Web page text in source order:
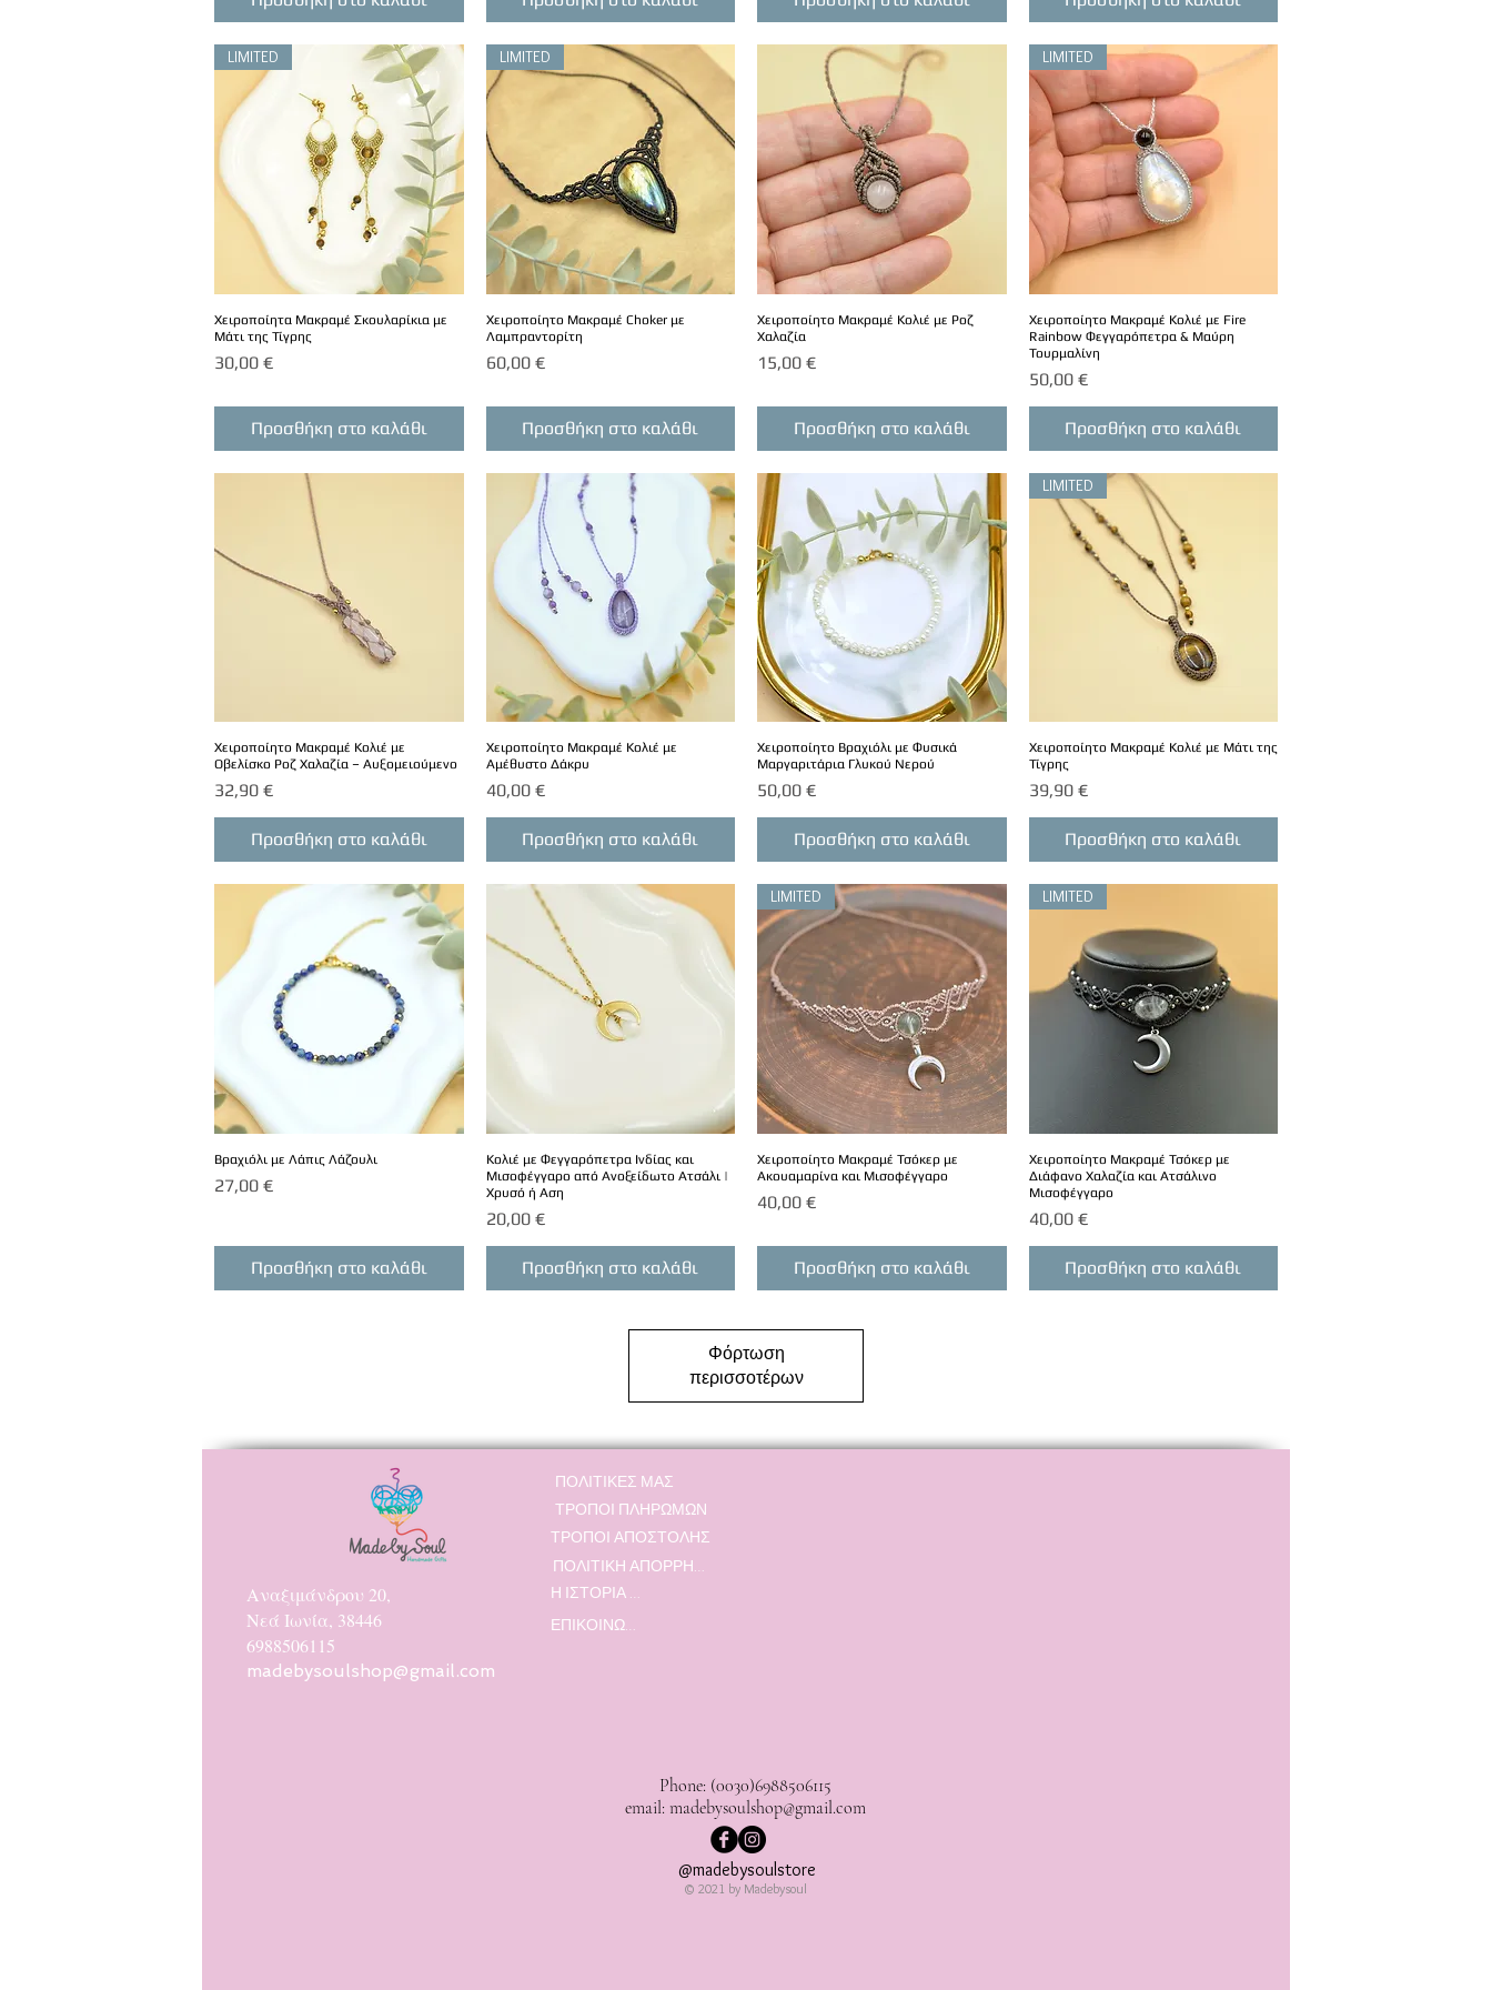
LIMITED
Χειροποίητα Μακραμέ Σκουλαρίκια με
Μάτι της Τίγρης
Τιμή
30,00 €
Προσθήκη στο καλάθι
LIMITED
Χειροποίητο Μακραμέ Choker με
Λαμπραντορίτη
Τιμή
60,00 €
Προσθήκη στο καλάθι
Χειροποίητο Μακραμέ Κολιέ με Ροζ
Χαλαζία
Τιμή
15,00 €
Προσθήκη στο καλάθι
LIMITED
Χειροποίητο Μακραμέ Κολιέ με Fire
Rainbow Φεγγαρόπετρα & Μαύρη
Τουρμαλίνη
Τιμή
50,00 €
Προσθήκη στο καλάθι
Χειροποίητο Μακραμέ Κολιέ με
Οβελίσκο Ροζ Χαλαζία – Αυξομειούμενο
Τιμή
32,90 €
Προσθήκη στο καλάθι
Χειροποίητο Μακραμέ Κολιέ με
Αμέθυστο Δάκρυ
Τιμή
40,00 €
Προσθήκη στο καλάθι
Χειροποίητο Βραχιόλι με Φυσικά
Μαργαριτάρια Γλυκού Νερού
Τιμή
50,00 €
Προσθήκη στο καλάθι
LIMITED
Χειροποίητο Μακραμέ Κολιέ με Μάτι της
Τίγρης
Τιμή
39,90 €
Προσθήκη στο καλάθι
Βραχιόλι με Λάπις Λάζουλι
Τιμή
27,00 €
Προσθήκη στο καλάθι
Κολιέ με Φεγγαρόπετρα Ινδίας και
Μισοφέγγαρο από Ανοξείδωτο Ατσάλι |
Χρυσό ή Αση
Τιμή
20,00 €
Προσθήκη στο καλάθι
LIMITED
Χειροποίητο Μακραμέ Τσόκερ με
Ακουαμαρίνα και Μισοφέγγαρο
Τιμή
40,00 €
Προσθήκη στο καλάθι
LIMITED
Χειροποίητο Μακραμέ Τσόκερ με
Διάφανο Χαλαζία και Ατσάλινο
Μισοφέγγαρο
Τιμή
40,00 €
Προσθήκη στο καλάθι
Φόρτωση
περισσοτέρων
Αναξιμάνδρου 20,
Νεά Ιωνία, 38446
6988506115
madebysoulshop@gmail.com
ΠΟΛΙΤΙΚΕΣ ΜΑΣ
ΤΡΟΠΟΙ ΠΛΗΡΩΜΩΝ
ΤΡΟΠΟΙ ΑΠΟΣΤΟΛΗΣ
Phone: (0030)6988506115
email: madebysoulshop@gmail.com
@madebysoulstore
© 2021 by Madebysoul